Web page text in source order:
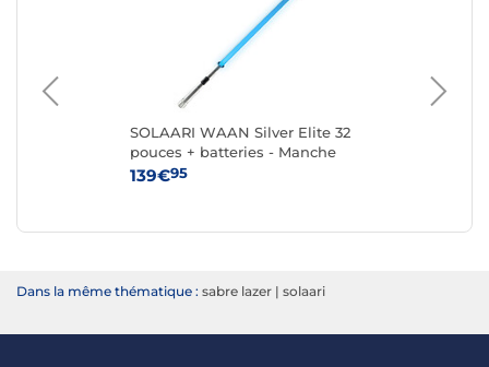
SOLAARI WAAN Silver Elite 32
pouces + batteries - Manche
Argent
139€95
Dans la même thématique : sabre lazer | solaari